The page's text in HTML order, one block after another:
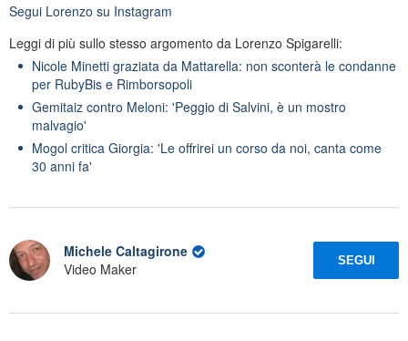
Segui Lorenzo su Instagram
Leggi di più sullo stesso argomento da Lorenzo Spigarelli:
Nicole Minetti graziata da Mattarella: non sconterà le condanne
per RubyBis e Rimborsopoli
Gemitaiz contro Meloni: 'Peggio di Salvini, è un mostro
malvagio'
Mogol critica Giorgia: 'Le offrirei un corso da noi, canta come
30 anni fa'
Michele Caltagirone
Video Maker
SEGUI